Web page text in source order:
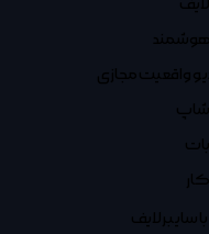
واقعیت مجازی
با سایبرلایف